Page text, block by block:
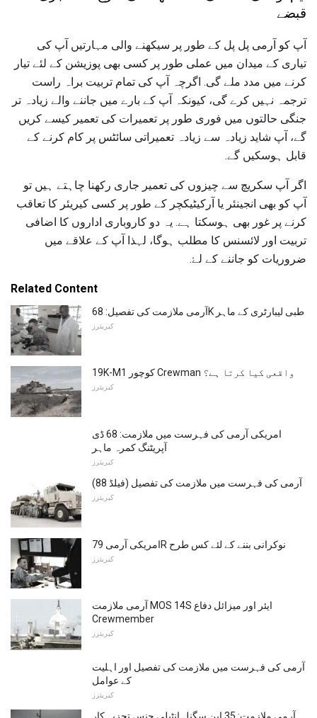
قبضے
آپ کو آرمی پل پل کے طور پر سیکھنے والی مہارتیں آپ کی
تیاری کے میدان میں عملی طور پر کسی بھی پوزیشن کے لئے تیار
کرنے میں مدد ملے گی. اگرچہ آپ کی تمام تربیت براہ راست
ترجمہ نہیں کرے گی، کیونکہ آپ کے بارے میں جاننے والے زیادہ تر
جنگی حالتوں میں فوری طور پر تعمیرات کی تعمیر کیسے کریں
گے، آپ شاید زیادہ سے زیادہ تعمیراتی سائٹس پر کام کرنے کے
قابل ہوسکیں گے.
اگر آپ سکریچ سے چیزوں کی تعمیر جاری رکھنا چاہتے ہیں تو
آپ کو بھی انجینئر یا آرکیٹیکچر کے طور پر کسی کیریئر کا تعاقب
کرنے پر غور بھی ہوسکتا ہے. یہ دو کاروباری اداروں کا اضافی
تربیت اور لائسنس کا مطلب ہوگا، لہذا آپ کے علاقے میں
ضروریات کو جاننے کے لۓ.
Related Content
آرمی ملازمت کی تفصیل: 68K طبی لیبارٹری کے ماہر
کیریئرز
19K-M1 کوچور Crewman واقعی کیا کرتا ہے؟
کیریئرز
امریکی آرمی کی فہرست میں ملازمت: 68 ڈی
آپریٹنگ کمرہ ماہر
کیریئرز
آرمی کی فہرست میں ملازمت کی تفصیل (فیلڈ 88)
کیریئرز
امریکی آرمی 79R نوکرانی بننے کے لئے کس طرح
کیریئرز
آرمی ملازمت MOS 14S ایئر اور میزائل دفاع
Crewmember
کیریئرز
آرمی کی فہرست میں ملازمت کی تفصیل اور اہلیت
کے عوامل
کیریئرز